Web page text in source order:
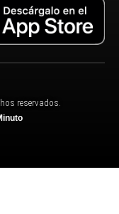
reservados.